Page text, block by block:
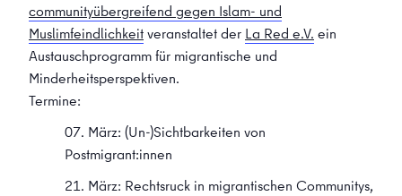
communityübergreifend gegen Islam- und
Muslimfeindlichkeitveranstaltet der La Red e.V. ein
Austauschprogramm für migrantische und
Minderheitsperspektiven.
Termine:
07. März: (Un-)Sichtbarkeiten von
Postmigrant:innen
21. März: Rechtsruck in migrantischen Communitys,